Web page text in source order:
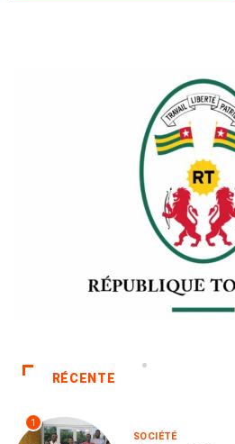
RÉCENTE
1
SOCIÉTÉ